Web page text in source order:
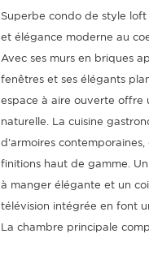
Superbe condo de style
et élégance moderne au
Avec ses murs en briques
fenêtres et ses élégants
espace à aire ouverte offre
naturelle. La cuisine
d'armoires
finitions haut de gamme.
à manger élégante et un
télévision intégrée en font
La chambre principale